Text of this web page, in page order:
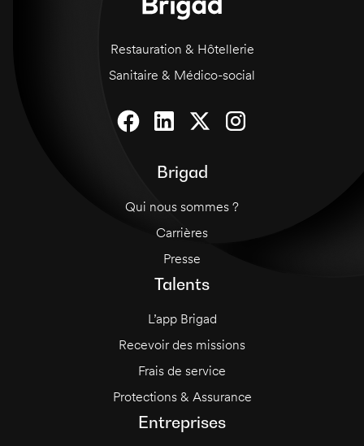
Restauration & Hôtellerie
Sanitaire & Médico-social
Brigad
Qui nous sommes ?
Carrières
Presse
Talents
L’app Brigad
Recevoir des missions
Frais de service
Protections & Assurance
Entreprises